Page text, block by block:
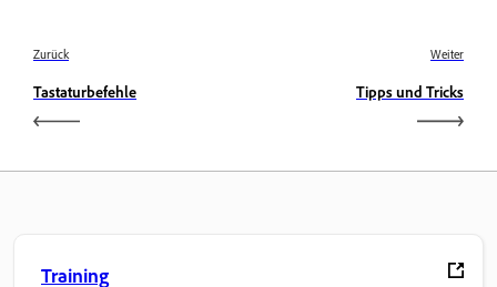
Zurück
Tastaturbefehle
Weiter
Tipps und Tricks
Training